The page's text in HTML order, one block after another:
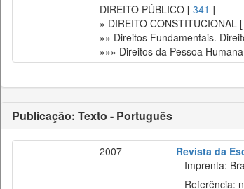
DIREITO PÚBLICO [ 341 ]
» DIREITO CONSTITUCIONAL [
»» Direitos Fundamentais.
»»» Direitos da Pessoa
Publicação: Texto - Português
2007
Revista da
Imprenta:
Referência: